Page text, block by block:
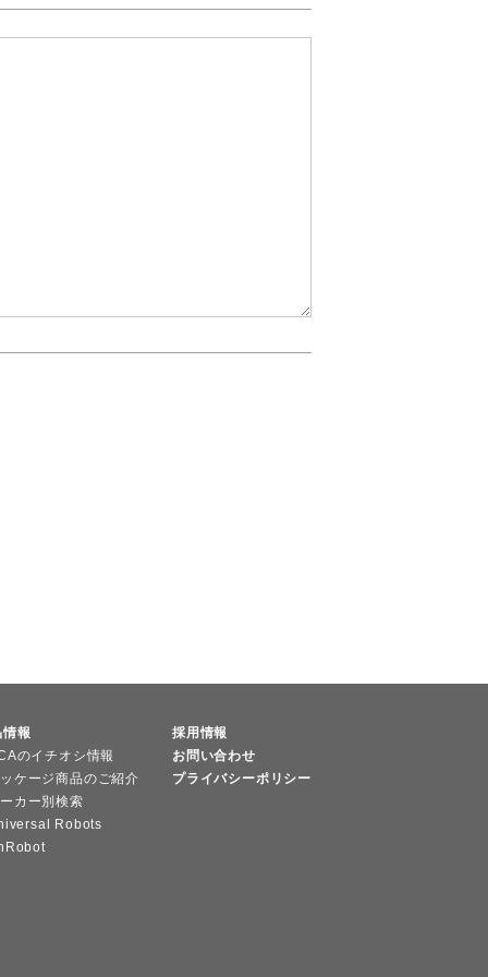
報
のイチオシ情報
ケージ商品のご紹介
カー別検索
Robots
採用情報
お問い合わせ
プライバシーポリシー